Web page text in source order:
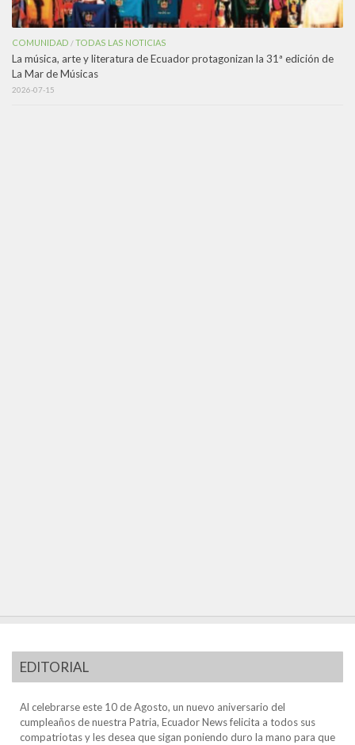
COMUNIDAD /TODAS LAS NOTICIAS
La música, arte y literatura de Ecuador protagonizan la 31ª edición de
La Mar de Músicas
2026-07-15
EDITORIAL
Al celebrarse este 10 de Agosto, un nuevo aniversario del
cumpleaños de nuestra Patria, Ecuador News felicita a todos sus
compatriotas y les desea que sigan poniendo duro la mano para que